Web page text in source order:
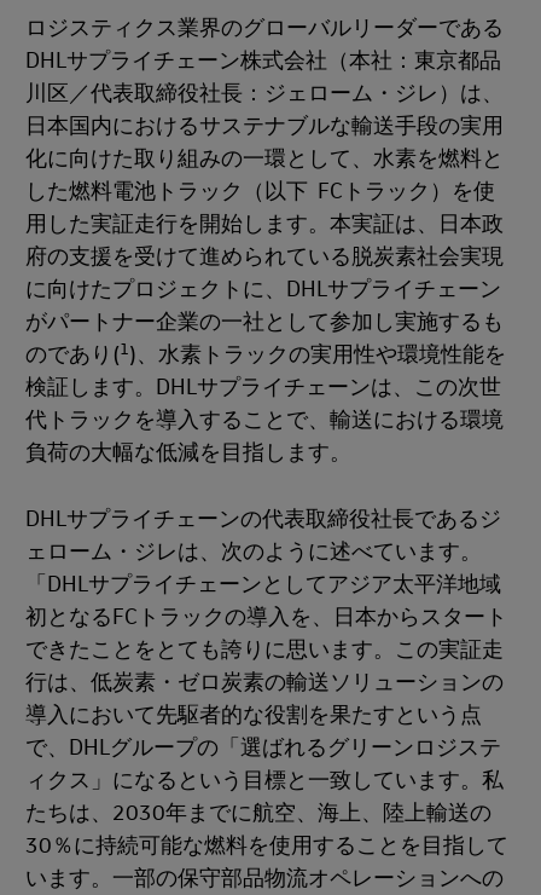
ロジスティクス業界のグローバルリーダーである
DHLサプライチェーン株式会社（本社：東京都品
川区／代表取締役社長：ジェローム・ジレ）は、
日本国内におけるサステナブルな輸送手段の実用
化に向けた取り組みの一環として、水素を燃料と
した燃料電池トラック（以下 FCトラック）を使
用した実証走行を開始します。本実証は、日本政
府の支援を受けて進められている脱炭素社会実現
に向けたプロジェクトに、DHLサプライチェーン
がパートナー企業の一社として参加し実施するも
のであり(1)、水素トラックの実用性や環境性能を
検証します。DHLサプライチェーンは、この次世
代トラックを導入することで、輸送における環境
負荷の大幅な低減を目指します。
DHLサプライチェーンの代表取締役社長であるジ
ェローム・ジレは、次のように述べています。
「DHLサプライチェーンとしてアジア太平洋地域
初となるFCトラックの導入を、日本からスタート
できたことをとても誇りに思います。この実証走
行は、低炭素・ゼロ炭素の輸送ソリューションの
導入において先駆者的な役割を果たすという点
で、DHLグループの「選ばれるグリーンロジステ
ィクス」になるという目標と一致しています。私
たちは、2030年までに航空、海上、陸上輸送の
30％に持続可能な燃料を使用することを目指して
います。一部の保守部品物流オペレーションへの